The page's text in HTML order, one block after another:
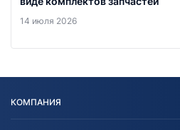
14 июля 2026
КОМПАНИЯ